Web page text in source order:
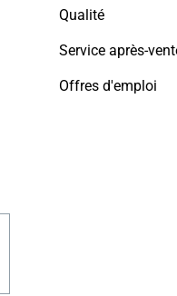
Qualité
Offres d'emploi